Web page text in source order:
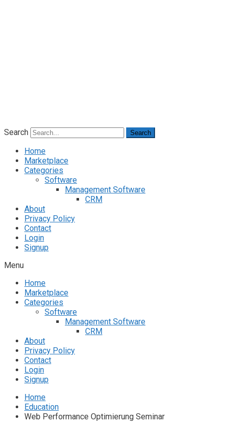
Search Search
Home
Marketplace
Categories
Software
Management Software
CRM
About
Privacy Policy
Contact
Login
Signup
Menu
Home
Marketplace
Categories
Software
Management Software
CRM
About
Privacy Policy
Contact
Login
Signup
Home
Education
Web Performance Optimierung Seminar